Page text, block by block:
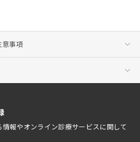
意事項
報やオンライン診療サービスに関して